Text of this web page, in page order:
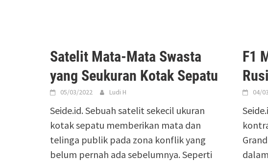
Satelit Mata-Mata Swasta
yang Seukuran Kotak Sepatu
05/03/2022 Ludi H
Seide.id. Sebuah satelit sekecil ukuran
kotak sepatu memberikan mata dan
telinga publik pada zona konflik yang
belum pernah ada sebelumnya. Seperti
F1
04/